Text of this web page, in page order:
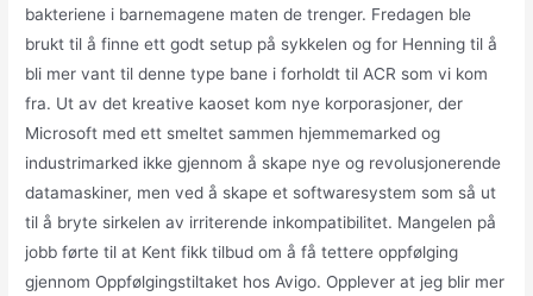
bakteriene i barnemagene maten de trenger. Fredagen ble
brukt til å finne ett godt setup på sykkelen og for Henning til å
bli mer vant til denne type bane i forholdt til ACR som vi kom
fra. Ut av det kreative kaoset kom nye korporasjoner, der
Microsoft med ett smeltet sammen hjemmemarked og
industrimarked ikke gjennom å skape nye og revolusjonerende
datamaskiner, men ved å skape et softwaresystem som så ut
til å bryte sirkelen av irriterende inkompatibilitet. Mangelen på
jobb førte til at Kent fikk tilbud om å få tettere oppfølging
gjennom Oppfølgingstiltaket hos Avigo. Opplever at jeg blir mer